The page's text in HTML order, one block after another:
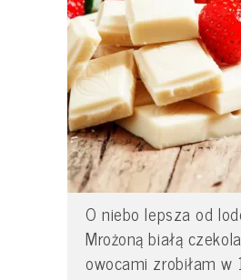
O niebo lepsza od
Mrożoną białą
owocami zrobiłam w